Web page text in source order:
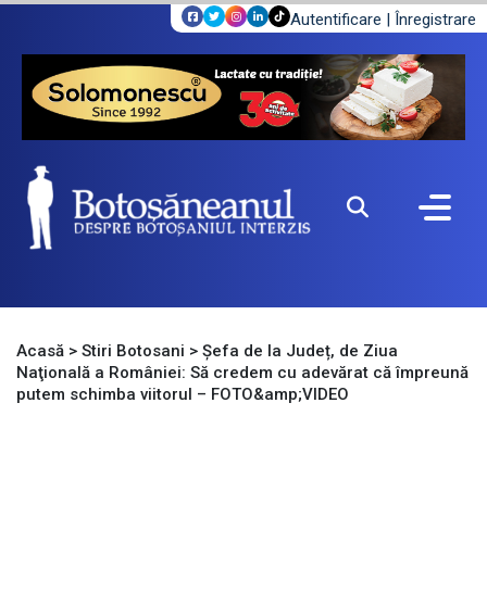
Autentificare | Înregistrare
Acasă > Stiri Botosani > Șefa de la Județ, de Ziua
Naţională a României: Să credem cu adevărat că împreună
putem schimba viitorul – FOTO&amp;VIDEO